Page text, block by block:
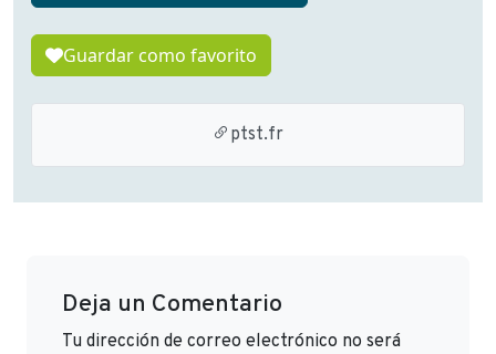
Guardar como favorito
ptst.fr
Deja un Comentario
Tu dirección de correo electrónico no será